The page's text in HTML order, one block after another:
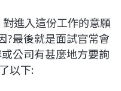
進入這份工作的意願
?最後就是面試官常會
公司有甚麼地方要詢
以下: